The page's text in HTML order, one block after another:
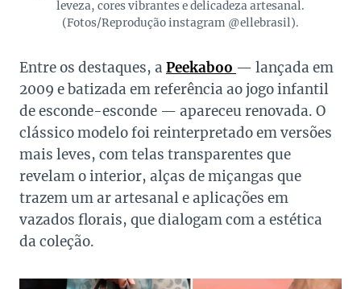
leveza, cores vibrantes e delicadeza artesanal.
(Fotos/Reprodução instagram @ellebrasil).
Entre os destaques, a Peekaboo — lançada em
2009 e batizada em referência ao jogo infantil
de esconde-esconde — apareceu renovada. O
clássico modelo foi reinterpretado em versões
mais leves, com telas transparentes que
revelam o interior, alças de miçangas que
trazem um ar artesanal e aplicações em
vazados florais, que dialogam com a estética
da coleção.